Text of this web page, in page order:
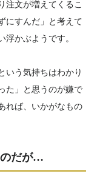
注文が増えてくるこ
にすんだ」と考えて
かぶようです。
いう気持ちはわかり
た」と思うのが嫌で
れば、いかがなもの
のだが…